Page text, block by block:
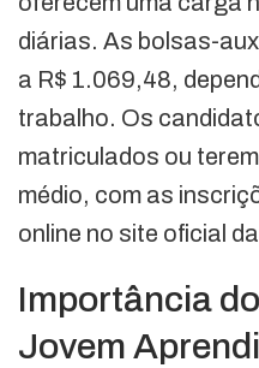
diárias. As bolsas-
a R$ 1.069,48,
trabalho. Os
matriculados ou
médio, com as
online no site oficial
Importância
Jovem